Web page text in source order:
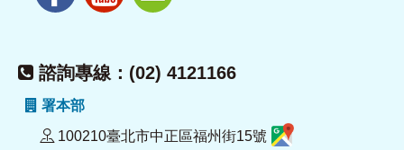
諮詢專線：(02) 4121166
署本部
100210臺北市中正區福州街15號